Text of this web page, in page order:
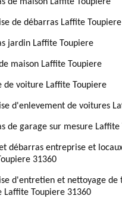
de débarras Laffite Toupiere
jardin Laffite Toupiere
maison Laffite Toupiere
de voiture Laffite Toupiere
d'enlevement de voitures
de garage sur mesure
débarras entreprise et
31360
d'entretien et nettoyage de
Laffite Toupiere 31360